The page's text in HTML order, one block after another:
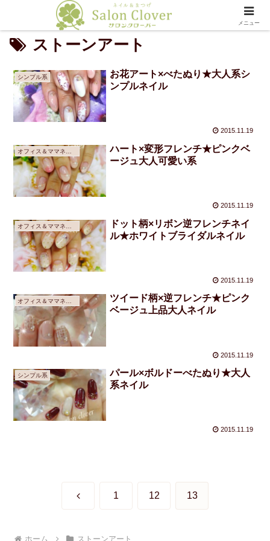
ストーンアート
シンプル系
お花アート×べたぬり★大人系シ
ンプルネイル
2015.11.19
オフィス＆ママネイル
ハート×変形フレンチ★ピンクベ
ージュ大人可愛い系
2015.11.19
ドット柄×リボン逆フレンチネイ
ル★ホワイトブライダルネイル
2015.11.19
ツイード柄×逆フレンチ★ピンク
ベージュ上品大人ネイル
2015.11.19
シンプル系
パール×ボルドーべたぬり★大人
系ネイル
2015.11.19
前 1 12 13
ホーム ストーンアート
メニュー